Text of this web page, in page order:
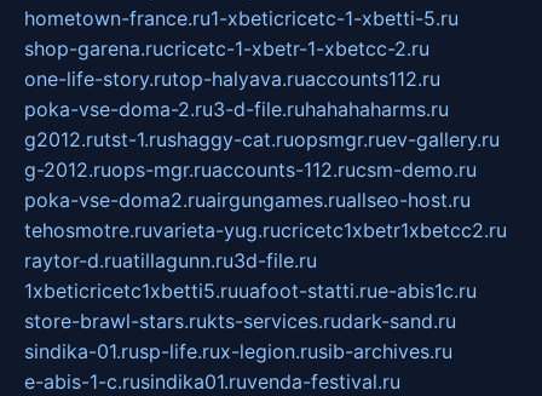
hometown-france.ru1-xbeticricetc-1-xbetti-5.ru
shop-garena.rucricetc-1-xbetr-1-xbetcc-2.ru
one-life-story.rutop-halyava.ruaccounts112.ru
poka-vse-doma-2.ru3-d-file.ruhahahaharms.ru
g2012.rutst-1.rushaggy-cat.ruopsmgr.ruev-gallery.ru
g-2012.ruops-mgr.ruaccounts-112.rucsm-demo.ru
poka-vse-doma2.ruairgungames.ruallseo-host.ru
tehosmotre.ruvarieta-yug.rucricetc1xbetr1xbetcc2.ru
raytor-d.ruatillagunn.ru3d-file.ru
1xbeticricetc1xbetti5.ruuafoot-statti.rue-abis1c.ru
store-brawl-stars.rukts-services.rudark-sand.ru
sindika-01.rusp-life.rux-legion.rusib-archives.ru
e-abis-1-c.rusindika01.ruvenda-festival.ru